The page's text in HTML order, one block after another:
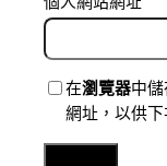
在瀏覽器中
網址，以供下